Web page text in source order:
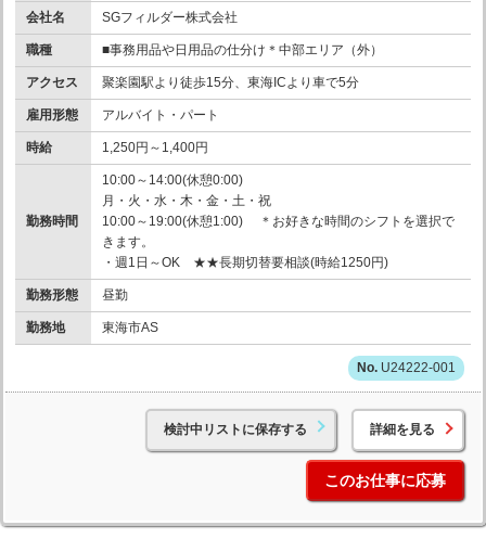
会社名 SGフィルダー株式会社
職種 ■事務用品や日用品の仕分け＊中部エリア（外）
アクセス 聚楽園駅より徒歩15分、東海ICより車で5分
雇用形態 アルバイト・パート
時給 1,250円～1,400円
勤務時間
10:00～14:00(休憩0:00)
月・火・水・木・金・土・祝
10:00～19:00(休憩1:00) ＊お好きな時間のシフトを選択で
きます。
・週1日～OK ★★長期切替要相談(時給1250円)
勤務形態 昼勤
勤務地 東海市AS
U24222-001
検討中リストに保存する 詳細を見る
このお仕事に応募